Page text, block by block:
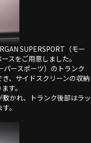
SUPERSPORT（モー
スをご用意しました。
パースポーツ）のトランク
、サイドスクリーンの収納
す。
かれ、トランク後部はラッ
。